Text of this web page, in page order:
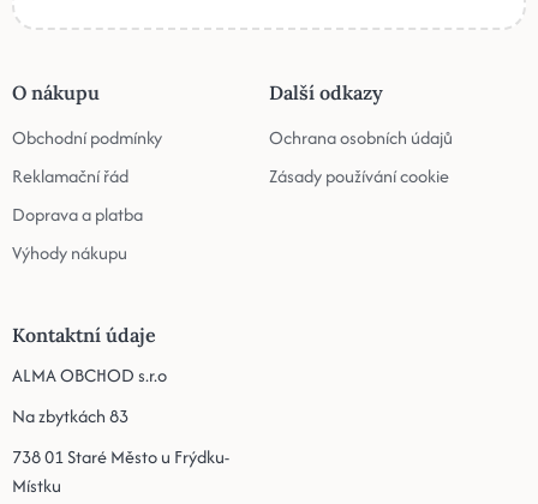
O nákupu
Obchodní podmínky
Reklamační řád
Doprava a platba
Výhody nákupu
Další odkazy
Ochrana osobních údajů
Zásady používání cookie
Kontaktní údaje
ALMA OBCHOD s.r.o
Na zbytkách 83
738 01 Staré Město u Frýdku-
Místku